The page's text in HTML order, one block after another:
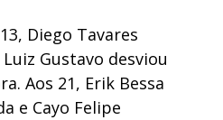
Diego Tavares
Gustavo desviou
Aos 21, Erik Bessa
e Cayo Felipe